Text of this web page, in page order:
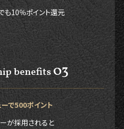
も10％ポイント還元
benefits03
で500ポイント
が採用されると